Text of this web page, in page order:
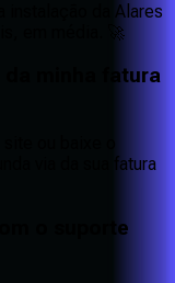
instalação da Alares
em média. 🚀
minha fatura
ou baixe o
via da sua fatura
o suporte